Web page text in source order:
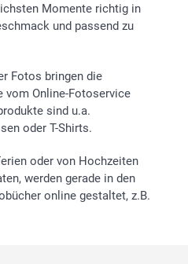
Momente richtig in
und passend zu
Fotos bringen die
vom Online-Fotoservice
sind u.a.
oder T-Shirts.
oder von Hochzeiten
werden gerade in den
online gestaltet, z.B.